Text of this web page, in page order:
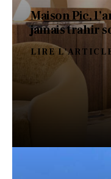
Maison Pic,
jamais trahir
LIRE